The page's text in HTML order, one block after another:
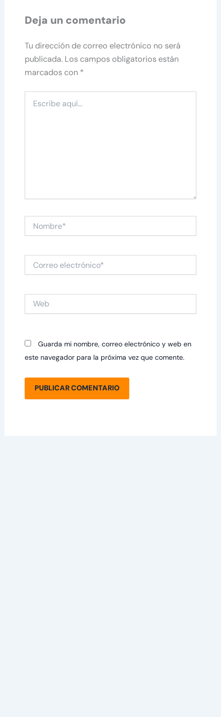
Deja un comentario
Tu dirección de correo electrónico no será
publicada. Los campos obligatorios están
marcados con *
aquí...
electrónico*
Guarda mi nombre, correo electrónico y web en
este navegador para la próxima vez que comente.